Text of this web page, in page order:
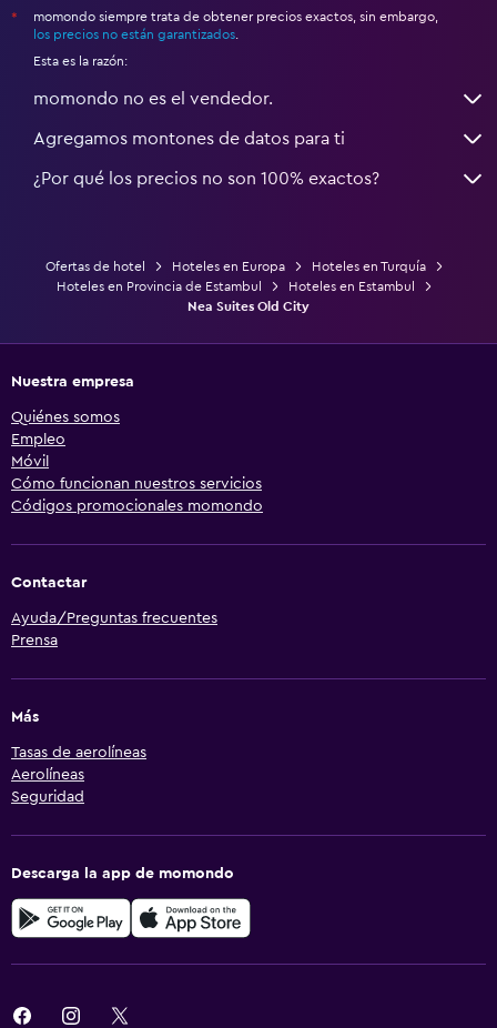
*
momondo siempre trata de obtener precios exactos, sin embargo,
los precios no están garantizados
Esta es la razón:
momondo no es el vendedor.
Agregamos montones de datos para ti
¿Por qué los precios no son 100% exactos?
Ofertas de hotel Hoteles en Europa
Hoteles en Turquía
Hoteles en Provincia de Estambul
Hoteles en Estambul
Nea Suites Old City
Nuestra empresa
Quiénes somos
Empleo
Móvil
Cómo funcionan nuestros servicios
Códigos promocionales momondo
Contactar
Ayuda/Preguntas frecuentes
Prensa
Más
Tasas de aerolíneas
Aerolíneas
Seguridad
Descarga la app de momondo